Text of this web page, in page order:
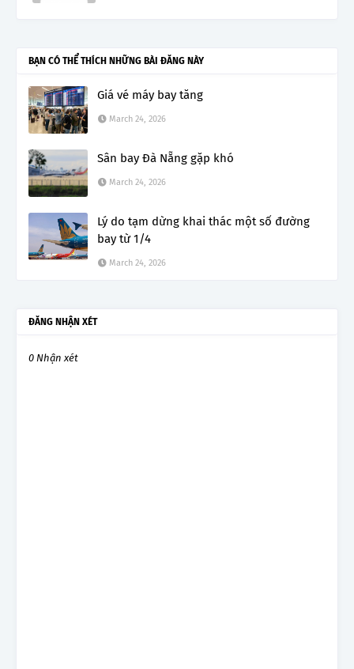
BẠN CÓ THỂ THÍCH NHỮNG BÀI ĐĂNG NÀY
Giá vé máy bay tăng
March 24, 2026
Sân bay Đà Nẵng gặp khó
March 24, 2026
Lý do tạm dừng khai thác một số đường
bay từ 1/4
March 24, 2026
ĐĂNG NHẬN XÉT
0 Nhận xét